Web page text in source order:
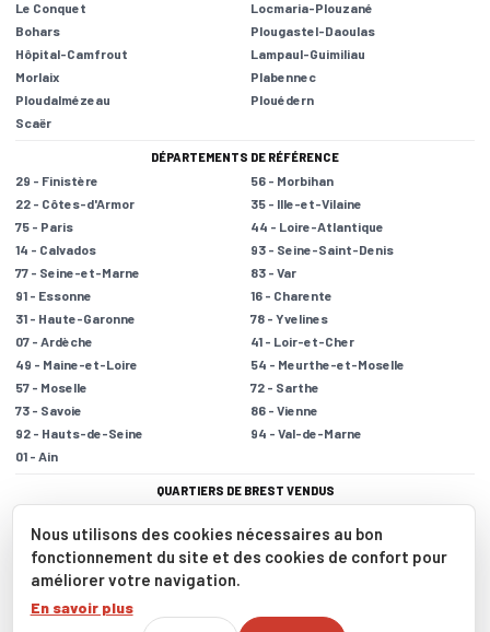
Nous utilisons des cookies nécessaires au bon
fonctionnement du site et des cookies de confort pour
améliorer votre navigation.
En savoir plus
Le Conquet
Locmaria-Plouzané
Bohars
Plougastel-Daoulas
Hôpital-Camfrout
Lampaul-Guimiliau
Morlaix
Plabennec
Ploudalmézeau
Plouédern
Scaër
DÉPARTEMENTS DE RÉFÉRENCE
29 - Finistère
56 - Morbihan
22 - Côtes-d'Armor
35 - Ille-et-Vilaine
75 - Paris
44 - Loire-Atlantique
14 - Calvados
93 - Seine-Saint-Denis
77 - Seine-et-Marne
83 - Var
91 - Essonne
16 - Charente
31 - Haute-Garonne
78 - Yvelines
07 - Ardèche
41 - Loir-et-Cher
49 - Maine-et-Loire
54 - Meurthe-et-Moselle
57 - Moselle
72 - Sarthe
73 - Savoie
86 - Vienne
92 - Hauts-de-Seine
94 - Val-de-Marne
01 - Ain
QUARTIERS DE BREST VENDUS
Lambézellec
Europe
Brest-Centre
Quatre Moulins
Saint Marc
Mentions légales|Politique de confidentialité